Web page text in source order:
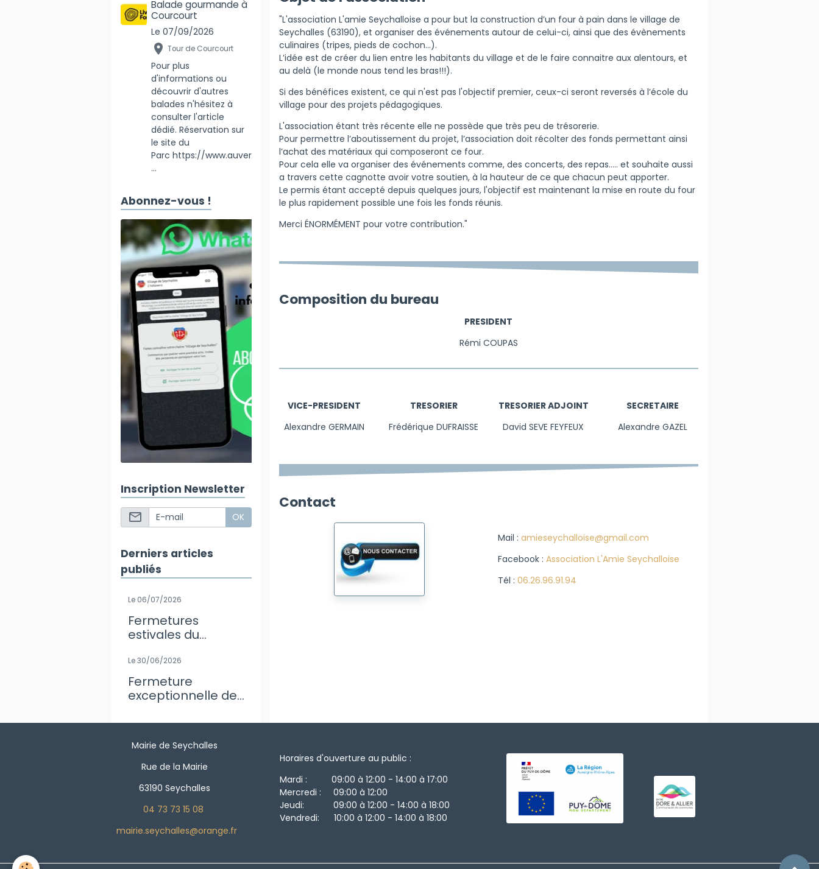
"L'association L'amie Seychalloise a pour but la construction d’un four à pain dans le village de
Seychalles (63190), et organiser des événements autour de celui-ci, ainsi que des évènements
culinaires (tripes, pieds de cochon...).
L’idée est de créer du lien entre les habitants du village et de le faire connaitre aux alentours, et
au delà (le monde nous tend les bras!!!).
Si des bénéfices existent, ce qui n'est pas l'objectif premier, ceux-ci seront reversés à l’école du
village pour des projets pédagogiques.
L'association étant très récente elle ne possède que très peu de trésorerie.
Pour permettre l’aboutissement du projet, l’association doit récolter des fonds permettant ainsi
l’achat des matériaux qui composeront ce four.
Pour cela elle va organiser des événements comme, des concerts, des repas….. et souhaite aussi
a travers cette cagnotte avoir votre soutien, à la hauteur de ce que chacun peut apporter.
Le permis étant accepté depuis quelques jours, l'objectif est maintenant la mise en route du four
le plus rapidement possible une fois les fonds réunis.
Merci ÉNORMÉMENT pour votre contribution."
Composition du bureau
PRESIDENT
Rémi COUPAS
VICE-PRESIDENT
Alexandre GERMAIN
TRESORIER
Frédérique DUFRAISSE
TRESORIER ADJOINT
David SEVE FEYFEUX
SECRETAIRE
Alexandre GAZEL
Contact
Mail : amieseychalloise@gmail.com
Facebook : Association L'Amie Seychalloise
Tél : 06.26.96.91.94
Balade gourmande à
Courcourt
Le 07/09/2026
Tour de Courcourt
Pour plus
d'informations ou
découvrir d'autres
balades n'hésitez à
consulter l'article
dédié. Réservation sur
le site du
Parc https://www.auver
...
Abonnez-vous !
Inscription Newsletter
OK
Derniers articles
publiés
Le 06/07/2026
Fermetures
estivales du
Mairie
Le 30/06/2026
Fermeture
exceptionnelle de
Mairie de Seychalles
Rue de la Mairie
63190 Seychalles
04 73 73 15 08
mairie.seychalles@orange.fr
Horaires d'ouverture au public :
Mardi : 09:00 à 12:00 - 14:00 à 17:00
Mercredi : 09:00 à 12:00
Jeudi: 09:00 à 12:00 - 14:00 à 18:00
Vendredi: 10:00 à 12:00 - 14:00 à 18:00